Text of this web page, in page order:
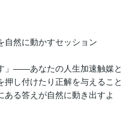
自然に動かすセッション
」――あなたの人生加速触媒と
し付けたり正解を与えること
る答えが自然に動き出すよ